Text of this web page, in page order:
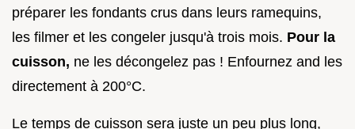
préparer les fondants crus dans leurs ramequins,
les filmer et les congeler jusqu'à trois mois. Pour la
cuisson, ne les décongelez pas ! Enfournez and les
directement à 200°C.
Le temps de cuisson sera juste un peu plus long,